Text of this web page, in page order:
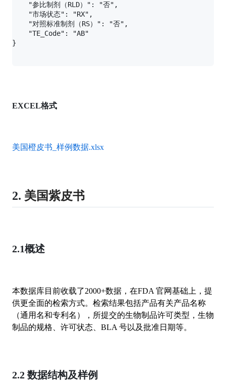
    "参比制剂（RLD）": "否",
    "市场状态": "RX",
    "对照标准制剂（RS）": "否",
    "TE_Code": "AB"
EXCEL格式
美国橙皮书_样例数据.xlsx
2. 美国紫皮书
2.1概述
本数据库目前收载了2000+数据，在FDA 官网基础上，提
供更全面的检索方式。检索结果包括产品有关产品名称
（通用名和专利名），所提交的生物制品许可类型，生物
制品的规格、许可状态、BLA 号以及批准日期等。
2.2 数据结构及样例